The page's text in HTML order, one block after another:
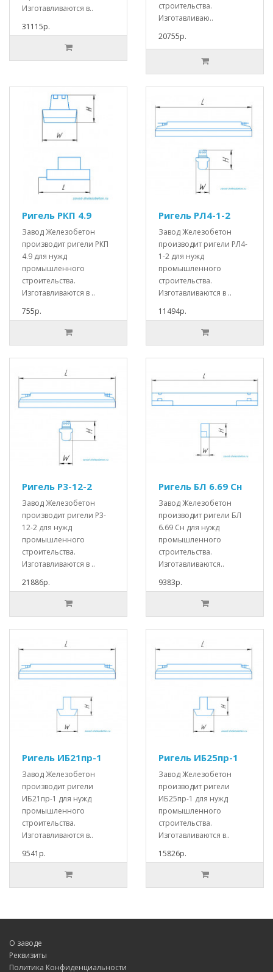
Изготавливаются в..
31115р.
строительства.
Изготавливаю..
20755р.
Ригель РКП 4.9
Завод Железобетон
производит ригели РКП
4.9 для нужд
промышленного
строительства.
Изготавливаются в ..
755р.
Ригель РЛ4-1-2
Завод Железобетон
производит ригели РЛ4-
1-2 для нужд
промышленного
строительства.
Изготавливаются в ..
11494р.
Ригель Р3-12-2
Завод Железобетон
производит ригели Р3-
12-2 для нужд
промышленного
строительства.
Изготавливаются в ..
21886р.
Ригель БЛ 6.69 Сн
Завод Железобетон
производит ригели БЛ
6.69 Сн для нужд
промышленного
строительства.
Изготавливаются..
9383р.
Ригель ИБ21пр-1
Завод Железобетон
производит ригели
ИБ21пр-1 для нужд
промышленного
строительства.
Изготавливаются в..
9541р.
Ригель ИБ25пр-1
Завод Железобетон
производит ригели
ИБ25пр-1 для нужд
промышленного
строительства.
Изготавливаются в..
15826р.
О заводе
Реквизиты
Политика Конфиденциальности